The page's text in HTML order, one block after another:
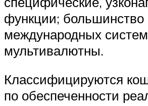
функции; большинство
международных систем
мультивалютны.
Классифицируются
по обеспеченности